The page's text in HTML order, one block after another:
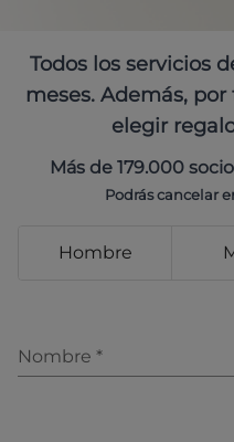
Todos los servicios
meses. Además,
elegir
Más de 179.000
Podrás cancelar
Hombre
Nombre *